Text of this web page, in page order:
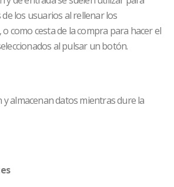
los usuarios al rellenar los
como cesta de la compra para hacer el
al pulsar un botón.
almacenan datos mientras dure la